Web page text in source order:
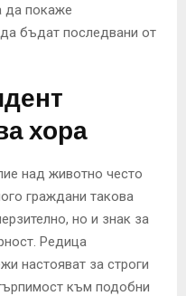
да покаже
бъдат последвани от
хора
над животно често
граждани такова
но и знак за
Редица
настояват за строги
към подобни